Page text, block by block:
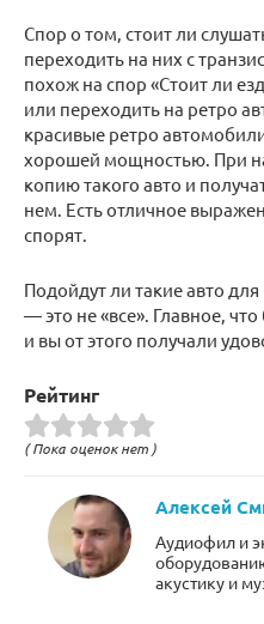
Спор о том, стоит ли
переходить на них с
похож на спор «Стоит ли
или переходить на ретро
красивые ретро
хорошей мощностью. При
копию такого авто и
нем. Есть отличное
спорят.
Подойдут ли такие авто
— это не «все». Главное,
и вы от этого получали
Рейтинг
( Пока оценок нет )
Алексей
Аудиофил и
акустику и